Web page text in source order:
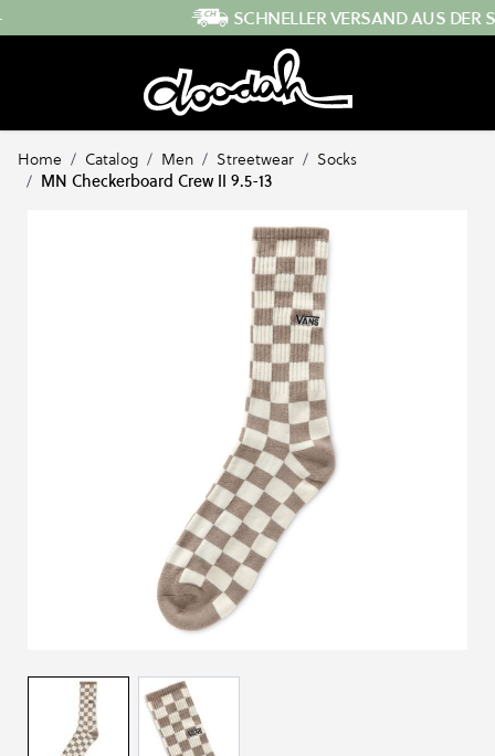
SCHNELLER VERSAND AUS DER SCHWEIZ
Home / Catalog / Men / Streetwear / Socks
/ MN Checkerboard Crew II 9.5-13